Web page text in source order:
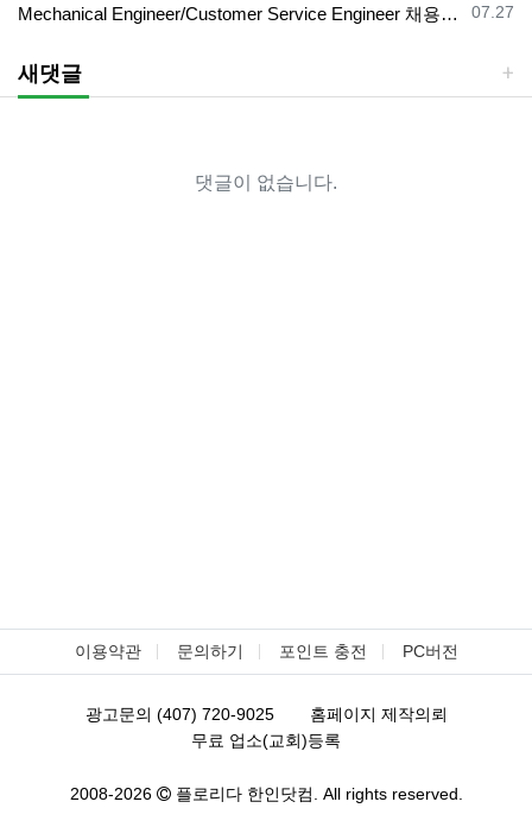
등록일
07.27
Mechanical Engineer/Customer Service Engineer 채용중입니다.
새댓글
댓글이 없습니다.
이용약관 문의하기 포인트 충전 PC버전
광고문의 (407) 720-9025
홈페이지 제작의뢰
무료 업소(교회)등록
2008-2026 플로리다 한인닷컴. All rights reserved.